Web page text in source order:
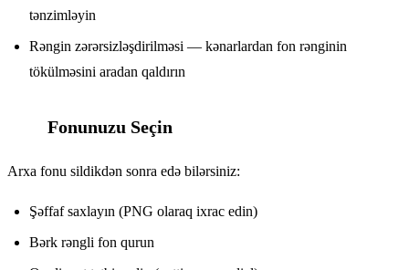
tənzimləyin
Rəngin zərərsizləşdirilməsi — kənarlardan fon rənginin
tökülməsini aradan qaldırın
Fonunuzu Seçin
Arxa fonu sildikdən sonra edə bilərsiniz:
Şəffaf saxlayın (PNG olaraq ixrac edin)
Bərk rəngli fon qurun